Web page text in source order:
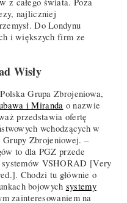
najliczniej
Do Londynu
i większych firm ze
Wisły
Grupa Zbrojeniowa,
i Miranda o nazwie
przedstawia ofertę
wchodzących w
Grupy Zbrojeniowej. –
to dla PGZ przede
VSHORAD [Very
Chodzi tu głównie o
bojowych systemy
zainteresowaniem na